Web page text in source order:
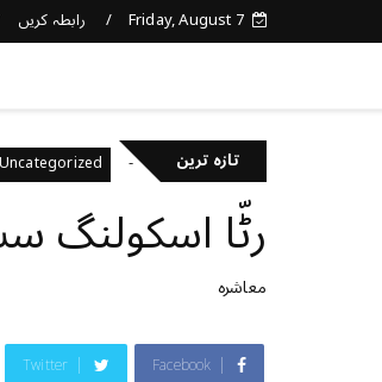
Friday, August 7 رابطہ کریں
تازہ ترینکا خیال رکھتے ہیں؟ Uncategorized سوشل
رٹّا اسکولنگ
معاشرہ
Facebook
Twitter